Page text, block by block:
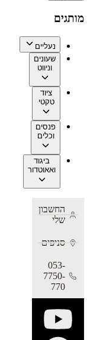
מותגים
נעליים
שעונים
וניווט
ציוד
טקטי
פנסים
וכלים
ביגוד
ואאוטדור
החשבון
שלי
סניפים
053-
7750-
770